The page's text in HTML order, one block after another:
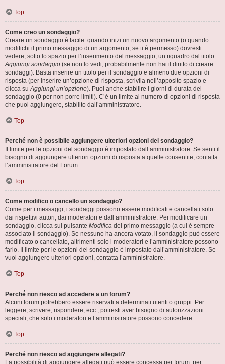
Top
Come creo un sondaggio?
Creare un sondaggio è facile: quando inizi un nuovo argomento (o quando
modifichi il primo messaggio di un argomento, se ti è permesso) dovresti
vedere, sotto lo spazio per l’inserimento del messaggio, un riquadro dal titolo
Aggiungi sondaggio (se non lo vedi, probabilmente non hai il diritto di creare
sondaggi). Basta inserire un titolo per il sondaggio e almeno due opzioni di
risposta (per inserire un’opzione di risposta, scrivila nell’apposito spazio e
clicca suAggiungi un’opzione). Puoi anche stabilire i giorni di durata del
sondaggio (0 per non porre limiti). C’è un limite al numero di opzioni di risposta
che puoi aggiungere, stabilito dall’amministratore.
Top
Perché non è possibile aggiungere ulteriori opzioni del sondaggio?
Il limite per le opzioni del sondaggio è impostato dall’amministratore. Se senti il
bisogno di aggiungere ulteriori opzioni di risposta a quelle consentite, contatta
l’amministratore del Forum.
Top
Come modifico o cancello un sondaggio?
Come per i messaggi, i sondaggi possono essere modificati e cancellati solo
dai rispettivi autori, dai moderatori e dall’amministratore. Per modificare un
sondaggio, clicca sul pulsante Modifica del primo messaggio (a cui è sempre
associato il sondaggio). Se nessuno ha ancora votato, il sondaggio può essere
modificato o cancellato, altrimenti solo i moderatori e l’amministratore possono
farlo. Il limite per le opzioni del sondaggio è impostato dall’amministratore. Se
vuoi aggiungere ulteriori opzioni, contatta l’amministratore.
Top
Perché non riesco ad accedere a un forum?
Alcuni forum potrebbero essere riservati a determinati utenti o gruppi. Per
leggere, scrivere, rispondere, ecc., potresti aver bisogno di autorizzazioni
speciali, che solo i moderatori e l’amministratore possono concedere.
Top
Perché non riesco ad aggiungere allegati?
La possibilità di aggiungere allegati può essere concessa per forum, per